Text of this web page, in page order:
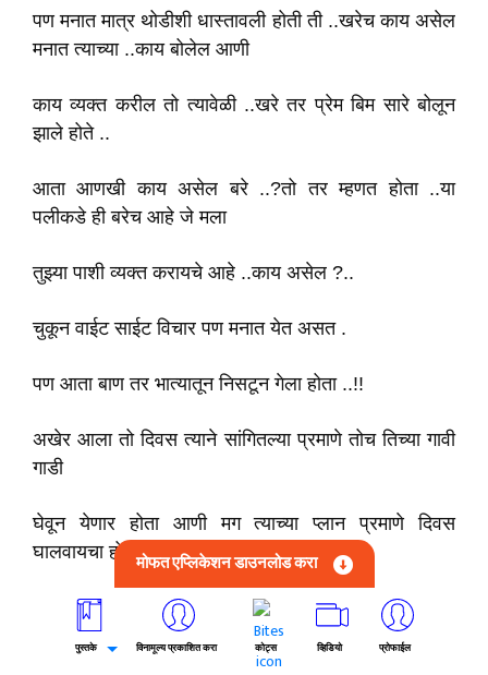
पण मनात मात्र थोडीशी धास्तावली होती ती ..खरेच काय असेल
मनात त्याच्या ..काय बोलेल आणी
काय व्यक्त करील तो त्यावेळी ..खरे तर प्रेम बिम सारे बोलून
झाले होते ..
आता आणखी काय असेल बरे ..?तो तर म्हणत होता ..या
पलीकडे ही बरेच आहे जे मला
तुझ्या पाशी व्यक्त करायचे आहे ..काय असेल ?..
चुकून वाईट साईट विचार पण मनात येत असत .
पण आता बाण तर भात्यातून निसटून गेला होता ..!!
अखेर आला तो दिवस त्याने सांगितल्या प्रमाणे तोच तिच्या गावी
गाडी
घेवून येणार होता आणी मग त्याच्या प्लान प्रमाणे दिवस
घालवायचा होता ..
सकाळी उठून तीने आवरायला सुरवात केली तो काल संध्या काळी
तिथे आला होता
मोफत एप्लिकेशन डाउनलोड करा
पुस्तके विनामूल्य प्रकाशित करा कोट्स व्हिडियो प्रोफाईल